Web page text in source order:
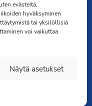
evästeitä,
hyväksyminen
tai yksilöllisiä
voi vaikuttaa
Näytä asetukset